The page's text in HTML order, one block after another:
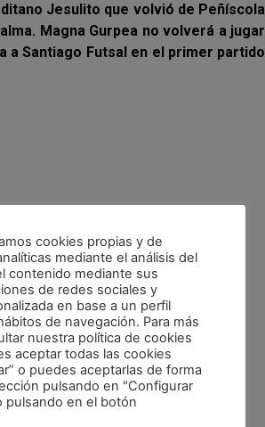
Jesulito que volvió de Peñíscola
Magna Gurpea no volverá a jugar
a Santiago Futsal en el primer partido
cookies propias y de
mediante el análisis del
contenido mediante sus
de redes sociales y
en base a un perfil
de navegación. Para más
nuestra política de cookies
aceptar todas las cookies
o puedes aceptarlas de forma
pulsando en "Configurar
pulsando en el botón